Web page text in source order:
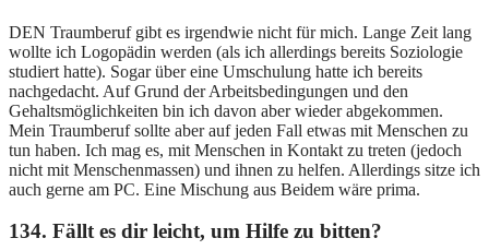
DEN Traumberuf gibt es irgendwie nicht für mich. Lange Zeit lang
wollte ich Logopädin werden (als ich allerdings bereits Soziologie
studiert hatte). Sogar über eine Umschulung hatte ich bereits
nachgedacht. Auf Grund der Arbeitsbedingungen und den
Gehaltsmöglichkeiten bin ich davon aber wieder abgekommen.
Mein Traumberuf sollte aber auf jeden Fall etwas mit Menschen zu
tun haben. Ich mag es, mit Menschen in Kontakt zu treten (jedoch
nicht mit Menschenmassen) und ihnen zu helfen. Allerdings sitze ich
auch gerne am PC. Eine Mischung aus Beidem wäre prima.
134. Fällt es dir leicht, um Hilfe zu bitten?